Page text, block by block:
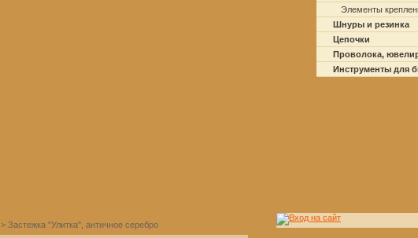
Элементы
Шнуры и резинка
Цепочки
Проволока,
Инструменты для
> Застежка "Улитка", античное серебро